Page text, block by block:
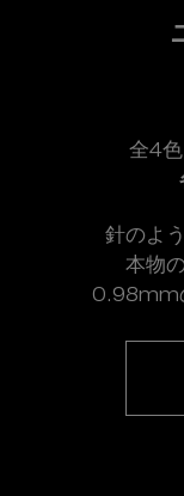
全4色
針のよ
本物
0.98mm